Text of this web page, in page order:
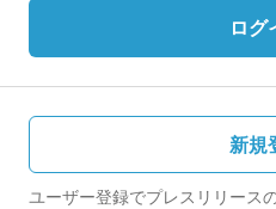
ログ
新規
ユーザー登録でプレスリリース